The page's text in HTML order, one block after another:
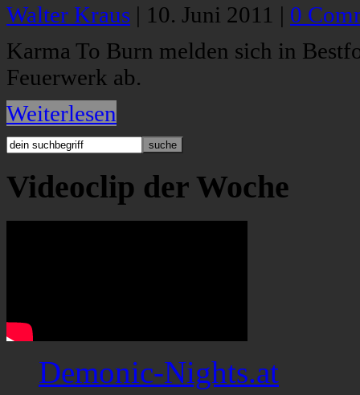
Walter Kraus | 10. Juni 2011 | 0
Karma To Burn melden sich in
Feuerwerk ab.
Weiterlesen
Videoclip der Woche
Demonic-Nights.at